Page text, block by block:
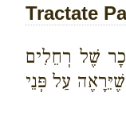
Tractate
שֶׁל רְחֵלִים
עַל פְּנֵי